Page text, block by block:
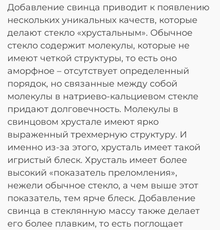
Добавление свинца приводит к появлению
нескольких уникальных качеств, которые
делают стекло «хрустальным». Обычное
стекло содержит молекулы, которые не
имеют четкой структуры, то есть оно
аморфное – отсутствует определенный
порядок, но связанные между собой
молекулы в натриево-кальциевом стекле
придают долговечность. Молекулы в
свинцовом хрустале имеют ярко
выраженный трехмерную структуру. И
именно из-за этого, хрусталь имеет такой
игристый блеск. Хрусталь имеет более
высокий «показатель преломления»,
нежели обычное стекло, а чем выше этот
показатель, тем ярче блеск. Добавление
свинца в стеклянную массу также делает
его более плавким, то есть поглощает